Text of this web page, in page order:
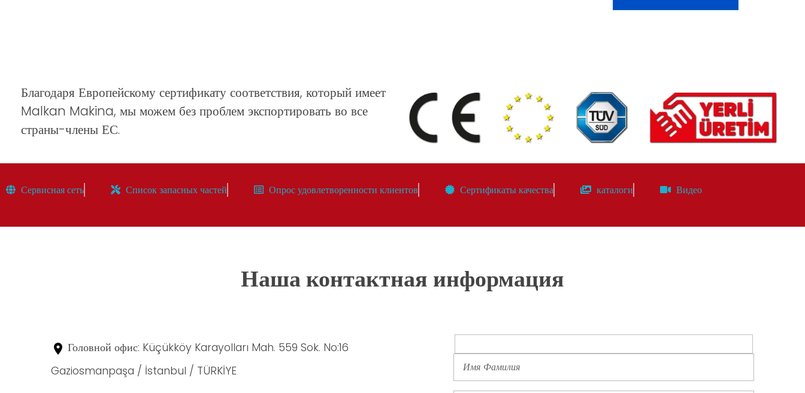
Благодаря Европейскому сертификату соответствия, который имеет
Malkan Makina, мы можем без проблем экспортировать во все
страны-члены ЕС.
Сервисная сеть Список запасных частей Опрос удовлетворенности клиентов Сертификаты качества каталоги Видео
Наша контактная информация
Головной офис: Küçükköy Karayolları Mah. 559 Sok. No:16
Gaziosmanpaşa / İstanbul / TÜRKİYE